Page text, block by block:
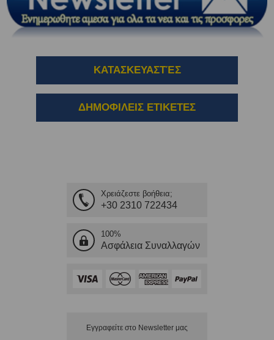
ΚΑΤΑΣΚΕΥΑΣΤΈΣ
ΔΗΜΟΦΙΛΕΙΣ ΕΤΙΚΕΤΕΣ
Χρειάζεστε βοήθεια;
+30 2310 722434
100%
Ασφάλεια Συναλλαγών
Εγγραφείτε στο Νewsletter μας